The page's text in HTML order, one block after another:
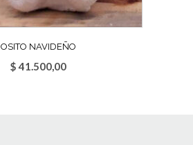
OSITO NAVIDEÑO
$41.500,00